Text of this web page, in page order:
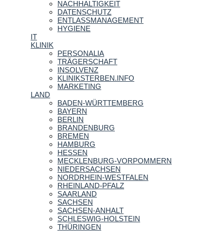
NACHHALTIGKEIT
DATENSCHUTZ
ENTLASSMANAGEMENT
HYGIENE
IT
KLINIK
PERSONALIA
TRÄGERSCHAFT
INSOLVENZ
KLINIKSTERBEN.INFO
MARKETING
LAND
BADEN-WÜRTTEMBERG
BAYERN
BERLIN
BRANDENBURG
BREMEN
HAMBURG
HESSEN
MECKLENBURG-VORPOMMERN
NIEDERSACHSEN
NORDRHEIN-WESTFALEN
RHEINLAND-PFALZ
SAARLAND
SACHSEN
SACHSEN-ANHALT
SCHLESWIG-HOLSTEIN
THÜRINGEN